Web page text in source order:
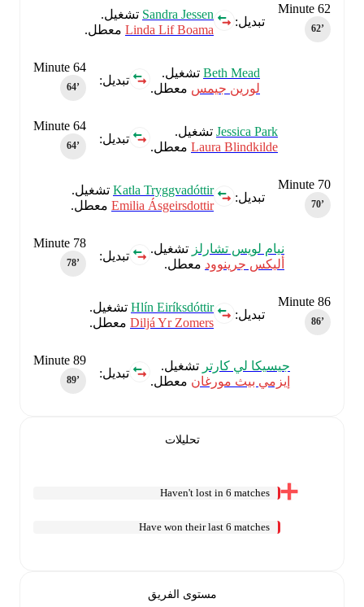
تبديل:
Sandra Jessenتشغيل.
Linda Lif Boamaمعطل.
Minute 62
Minute 64
تبديل:
Beth Meadتشغيل.
لورين جيمسمعطل.
Minute 64
تبديل:
Jessica Parkتشغيل.
Laura Blindkildeمعطل.
تبديل:
Katla Tryggvadóttirتشغيل.
Emilia Ásgeirsdottirمعطل.
Minute 70
Minute 78
تبديل:
نيام لويس تشارلزتشغيل.
أليكس جرينوودمعطل.
تبديل:
Hlín Eiríksdóttirتشغيل.
Diljá Yr Zomersمعطل.
Minute 86
Minute 89
تبديل:
جيسيكا لي كارترتشغيل.
إيزمي بيث مورغانمعطل.
تحليلات
Haven't lost in 6 matches
Have won their last 6 matches
مستوى الفريق